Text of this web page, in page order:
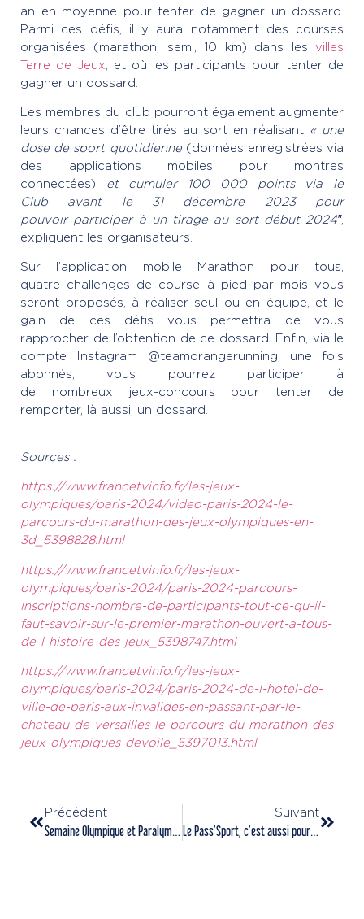
an en moyenne pour tenter de gagner un dossard.
Parmi ces défis, il y aura notamment des courses
organisées (marathon, semi, 10 km) dans les villes
Terre de Jeux , et où les participants pour tenter de
gagner un dossard.
Les membres du club pourront également augmenter
leurs chances d’être tirés au sort en réalisant « une
dose de sport quotidienne(données enregistrées via
des applications mobiles pour montres
connectées) et cumuler 100 000 points via le
Club avant le 31 décembre 2023 pour
pouvoir participer à un tirage au sort début 2024″,
expliquent les organisateurs.
Sur l’application mobile Marathon pour tous,
quatre challenges de course à pied par mois vous
seront proposés, à réaliser seul ou en équipe, et le
gain de ces défis vous permettra de vous
rapprocher de l’obtention de ce dossard. Enfin, via le
compte Instagram @teamorangerunning, une fois
abonnés, vous pourrez participer à
de nombreux jeux-concours pour tenter de
remporter, là aussi, un dossard.
Sources :
https://www.francetvinfo.fr/les-jeux-
olympiques/paris-2024/video-paris-2024-le-
parcours-du-marathon-des-jeux-olympiques-en-
3d_5398828.html
https://www.francetvinfo.fr/les-jeux-
olympiques/paris-2024/paris-2024-parcours-
inscriptions-nombre-de-participants-tout-ce-qu-il-
faut-savoir-sur-le-premier-marathon-ouvert-a-tous-
de-l-histoire-des-jeux_5398747.html
https://www.francetvinfo.fr/les-jeux-
olympiques/paris-2024/paris-2024-de-l-hotel-de-
ville-de-paris-aux-invalides-en-passant-par-le-
chateau-de-versailles-le-parcours-du-marathon-des-
jeux-olympiques-devoile_5397013.html
Précédent
Semaine Olympique et Paralympique !
Suivant
Le Pass’Sport, c’est aussi pour les étudiants !